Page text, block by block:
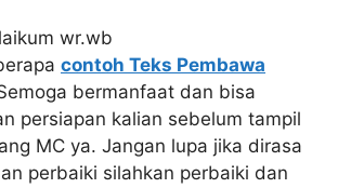
wr.wb
contoh Teks Pembawa
bermanfaat dan bisa
persiapan kalian sebelum tampil
MC ya. Jangan lupa jika dirasa
perbaiki silahkan perbaiki dan